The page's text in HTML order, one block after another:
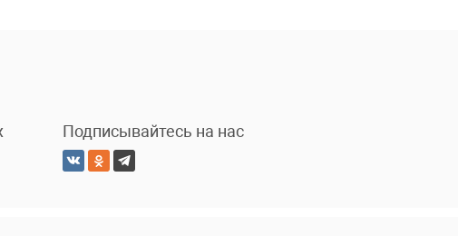
Подписывайтесь на нас